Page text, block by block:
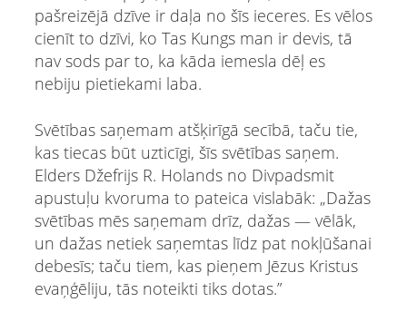
pašreizējā dzīve ir daļa no šīs ieceres. Es vēlos
cienīt to dzīvi, ko Tas Kungs man ir devis, tā
nav sods par to, ka kāda iemesla dēļ es
nebiju pietiekami laba.
Svētības saņemam atšķirīgā secībā, taču tie,
kas tiecas būt uzticīgi, šīs svētības saņem.
Elders Džefrijs R. Holands no Divpadsmit
apustuļu kvoruma to pateica vislabāk: „Dažas
svētības mēs saņemam drīz, dažas — vēlāk,
un dažas netiek saņemtas līdz pat nokļūšanai
debesīs; taču tiem, kas pieņem Jēzus Kristus
evaņģēliju, tās noteikti tiks dotas.”